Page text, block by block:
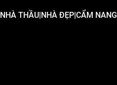
NHÀ THẦU|NHÀ ĐẸP|CẨM NANG